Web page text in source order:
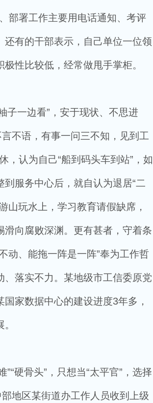
部署工作主要用电话通知、考评
有的干部表示，自己单位一位领
性比较低，经常做甩手掌柜。
子一边看”，安于现状、不思进
不语，有事一问三不知，见到工
，认为自己“船到码头车到站”，如
服务中心后，就自认为退居“二
山玩水上，学习教育请假缺席，
向腐败深渊。更有甚者，守着条
动、能拖一阵是一阵”奉为工作哲
落实不力。某地级市工信委原党
家数据中心的建设进度3年多，
硬骨头”，只想当“太平官”，选择
地区某街道办工作人员收到上级